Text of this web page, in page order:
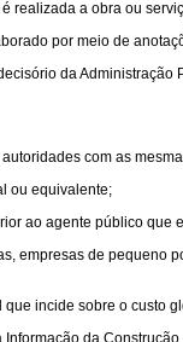
realizada a obra ou
por meio de
da
com as
ou equivalente;
ao agente público que
empresas de
incide sobre o
da